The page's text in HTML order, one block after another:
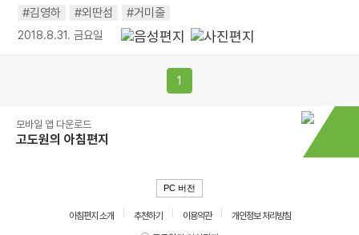
#김영하
#외딴섬 #거미줄
2018.8.31. 금요일
1
모바일 앱 다운로드
고도원의 아침편지
PC 버전
아침편지 소개 추천하기 이용약관
개인정보 처리방침